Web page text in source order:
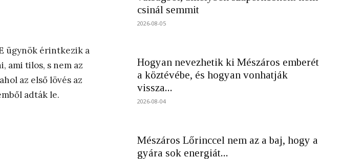
ügynök érintkezik a
ami tilos, s nem az
az első lövés az
adták le.
csinál semmit
2026-08-05
Hogyan nevezhetik ki Mészáros emberét
a köztévébe, és hogyan vonhatják
vissza...
2026-08-04
Mészáros Lőrinccel nem az a baj, hogy a
gyára sok energiát...